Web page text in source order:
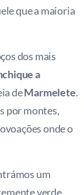
que a maioria
dos mais
a
deMarmelete.
por montes,
onde o
um
verde.